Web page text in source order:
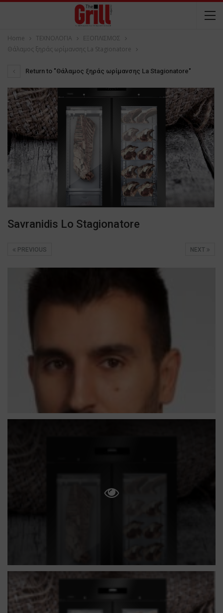
Home ΤΕΧΝΟΛΟΓΙΑ
ΕΞΟΠΛΙΣΜΟΣ
Θάλαµος ξηράς ωρίµανσης La Stagionatore
Return to "Θάλαµος ξηράς ωρίµανσης La Stagionatore"
Savranidis Lo Stagionatore
NEXT
PREVIOUS